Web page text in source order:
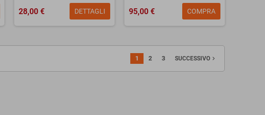
28,00 € DETTAGLI 95,00 € COMPRA
1 2 3 SUCCESSIVOnavigate_next